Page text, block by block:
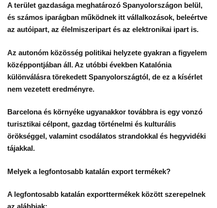
A terület gazdasága meghatározó Spanyolországon belül,
és számos iparágban működnek itt vállalkozások, beleértve
az autóipart, az élelmiszeripart és az elektronikai ipart is.
Az autonóm közösség politikai helyzete gyakran a figyelem
középpontjában áll. Az utóbbi években Katalónia
különválásra törekedett Spanyolországtól, de ez a kísérlet
nem vezetett eredményre.
Barcelona és környéke ugyanakkor továbbra is egy vonzó
turisztikai célpont, gazdag történelmi és kulturális
örökséggel, valamint csodálatos strandokkal és hegyvidéki
tájakkal.
Melyek a legfontosabb katalán export termékek?
A legfontosabb katalán exporttermékek között szerepelnek